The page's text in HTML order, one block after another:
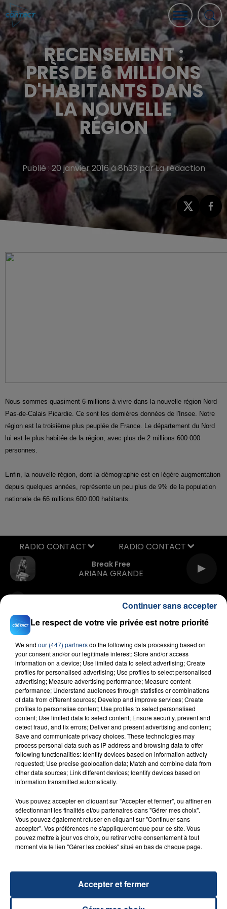
RECENSEMENT :
PRÈS DE 6 MILLIONS
D'HABITANTS DANS
LA NOUVELLE
RÉGION
Publié : 20 janvier 2016 à 8h33 par La rédaction
Nous sommes quasiment 6 millions à vivre dans la nouvelle région Nord
Pas-de-Calais Picardie. Ce sont les dernières données de l'Insee. Notre
région est la troisième plus peuplée de France. Le département du Nord
lui est le plus habitée de la région, avec plus de 2 millions 600 000
personnes.
Enfin, la nouvelle région, dont la démographie est en légère augmentation
depuis quelques années, représente un peu plus de 9% de la population
nationale de 66 millions 600 000 habitants.
Break Free
ARIANA GRANDE
RADIO CONTACT
FIL D'ACTU
23 juillet 2026
INCENDIE MORTEL À LENS : UNE FEMME ET
SON BÉBÉ ENTRE LA VIE ET LA...
Un homme s'est immolé par le feu après avoir
aspergé sa compagne et leur bébé de trois mois
d'un liquide inflammable.
UNE ADOLESCENTE DEVANT SE FAIRE
Le respect de votre vie privée est notre priorité
We and our (447) partnersdo the following data processing based on
your consent and/or our legitimate interest: Store and/or access
information on a device; Use limited data to select advertising; Create
profiles for personalised advertising; Use profiles to select personalised
advertising; Measure advertising performance; Measure content
performance; Understand audiences through statistics or combinations
of data from different sources; Develop and improve services; Create
profiles to personalise content; Use profiles to select personalised
content; Use limited data to select content; Ensure security, prevent and
detect fraud, and fix errors; Deliver and present advertising and content;
Save and communicate privacy choices. These technologies may
process personal data such as IP address and browsing data to offer
following functionalities: Identify devices based on information actively
requested; Use precise geolocation data; Match and combine data from
other data sources; Link different devices; Identify devices based on
information transmitted automatically.
Vous pouvez accepter en cliquant sur "Accepter et fermer", ou affiner en
sélectionnant les finalités et/ou partenaires dans "Gérer mes choix".
Vous pouvez également refuser en cliquant sur "Continuer sans
accepter". Vos préférences ne s'appliqueront que pour ce site. Vous
pouvez mettre à jour vos choix, ou retirer votre consentement à tout
moment via le lien "Gérer les cookies" situé en bas de chaque page.
Accepter et fermer
Continuer sans accepter